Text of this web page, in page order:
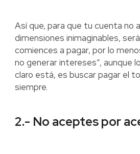
Así que, para que tu cuenta no
dimensiones inimaginables,
comiences a pagar, por lo
no generar intereses”, aunque
claro está, es buscar pagar el
siempre.
2.- No aceptes por